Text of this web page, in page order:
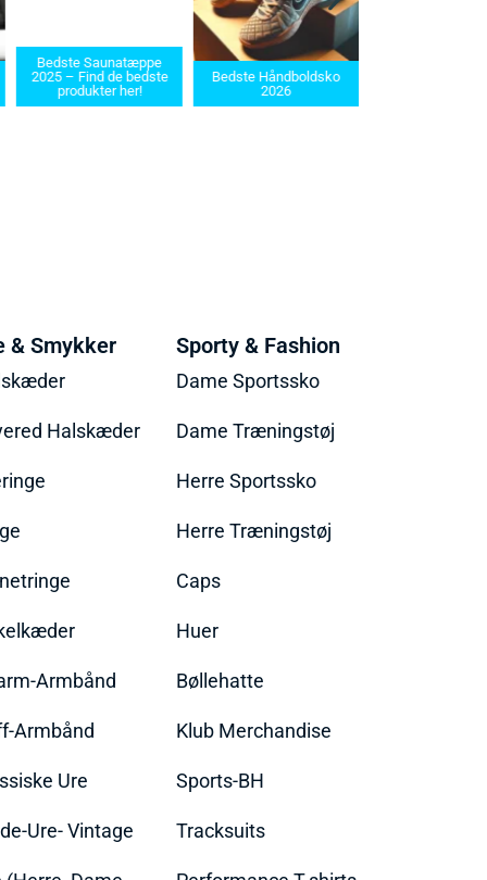
Saunatæppe
2025 – Find de bedste
produkter her!
Bedste Håndboldsko
Bedste barbermaskiner
& Smykker
Halskæder
Armbånd
Armbånd
Ure
Ure- Vintage
Sporty & Fashion
Dame Sportssko
Dame Træningstøj
Herre Sportssko
Herre Træningstøj
Caps
Huer
Bøllehatte
Klub Merchandise
Sports-BH
Tracksuits